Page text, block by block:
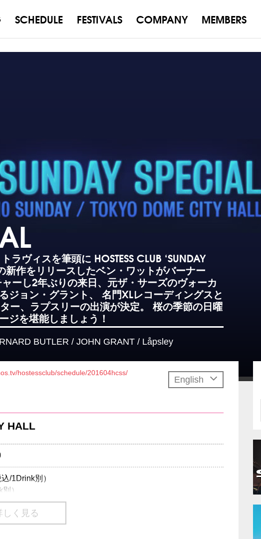
SCHEDULE FESTIVALS COMPANY MEMBERS
ヴィスを筆頭に HOSTESS CLUB ‘SUNDAY
新作をリリースしたベン・ワットがバーナー
ーし2年ぶりの来日、元ザ・サーズのヴォーカ
ジョン・グラント、 名門XLレコーディングスと
ー、ラプスリーの出演が決定。 桜の季節の日曜
ジを堪能しましょう！
BUTLER / JOHN GRANT / Låpsley
English
hostessclub/schedule/201604hcss/
HALL
/1Drink別）
）
しく見る